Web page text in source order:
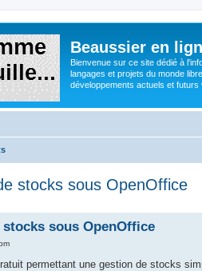
Beaussier en
Bienvenue sur ce site dédié à
langages et projets du monde
développements actuels et futurs
stocks sous OpenOffice
sous OpenOffice
permettant une gestion de stocks